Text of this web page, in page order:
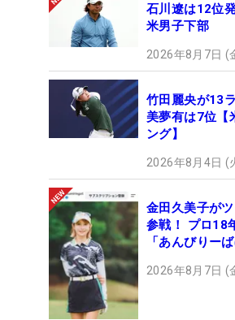
石川遼は12位
米男子下部
2026年8月7日 (
竹田麗央が13
美夢有は7位【
ング】
2026年8月4日 (
金田久美子が
参戦！ プロ18
「あんびりーば
2026年8月7日 (